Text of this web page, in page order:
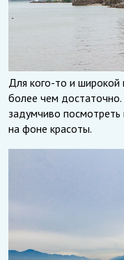
Для кого-то и
более чем
задумчиво
на фоне красоты.